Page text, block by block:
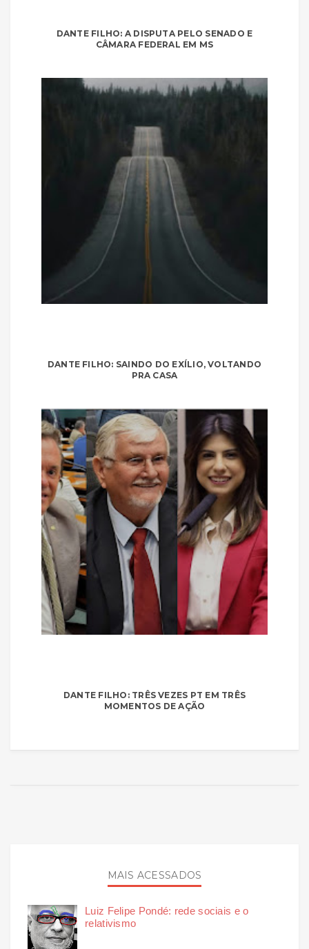
DANTE FILHO: A DISPUTA PELO SENADO E
CÂMARA FEDERAL EM MS
DANTE FILHO: SAINDO DO EXÍLIO, VOLTANDO
PRA CASA
DANTE FILHO: TRÊS VEZES PT EM TRÊS
MOMENTOS DE AÇÃO
MAIS ACESSADOS
Luiz Felipe Pondé: rede sociais e o
relativismo